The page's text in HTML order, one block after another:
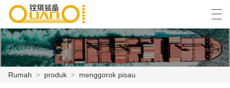
العربية বাংলা ভাষার English Español
Rumah > produk > menggorok pisau